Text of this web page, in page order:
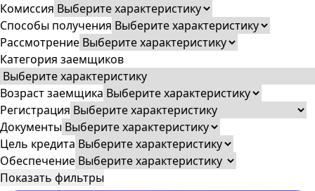
Комиссия
Способы получения
Рассмотрение
Категория заемщиков
Возраст заемщика
Регистрация
Документы
Цель кредита
Обеспечение
Показать фильтры